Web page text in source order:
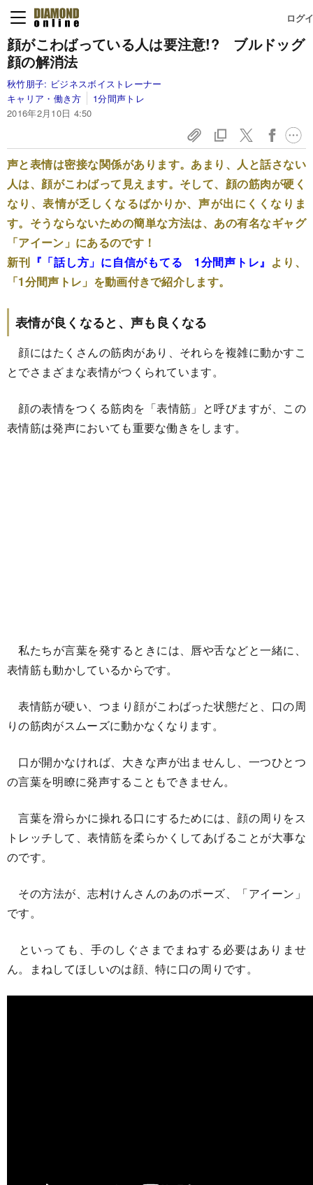
ログ
顔がこわばっている人は要注意!? ブルドッグ
顔の解消法
秋竹朋子: ビジネスボイストレーナー
キャリア・働き方
1分間声トレ
2016年2月10日 4:50
声と表情は密接な関係があります。あまり、人と話さない
人は、顔がこわばって見えます。そして、顔の筋肉が硬く
なり、表情が乏しくなるばかりか、声が出にくくなりま
す。そうならないための簡単な方法は、あの有名なギャグ
「アイーン」にあるのです！
新刊 『「話し方」に自信がもてる 1分間声トレ』 より、
「1分間声トレ」を動画付きで紹介します。
表情が良くなると、声も良くなる
顔にはたくさんの筋肉があり、それらを複雑に動かすこ
とでさまざまな表情がつくられています。
顔の表情をつくる筋肉を「表情筋」と呼びますが、この
表情筋は発声においても重要な働きをします。
私たちが言葉を発するときには、唇や舌などと一緒に、
表情筋も動かしているからです。
表情筋が硬い、つまり顔がこわばった状態だと、口の周
りの筋肉がスムーズに動かなくなります。
口が開かなければ、大きな声が出ませんし、一つひとつ
の言葉を明瞭に発声することもできません。
言葉を滑らかに操れる口にするためには、顔の周りをス
トレッチして、表情筋を柔らかくしてあげることが大事な
のです。
その方法が、志村けんさんのあのポーズ、「アイーン」
です。
といっても、手のしぐさまでまねする必要はありませ
ん。まねしてほしいのは顔、特に口の周りです。